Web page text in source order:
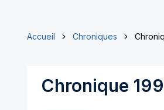
Accueil Chroniques
Chronique